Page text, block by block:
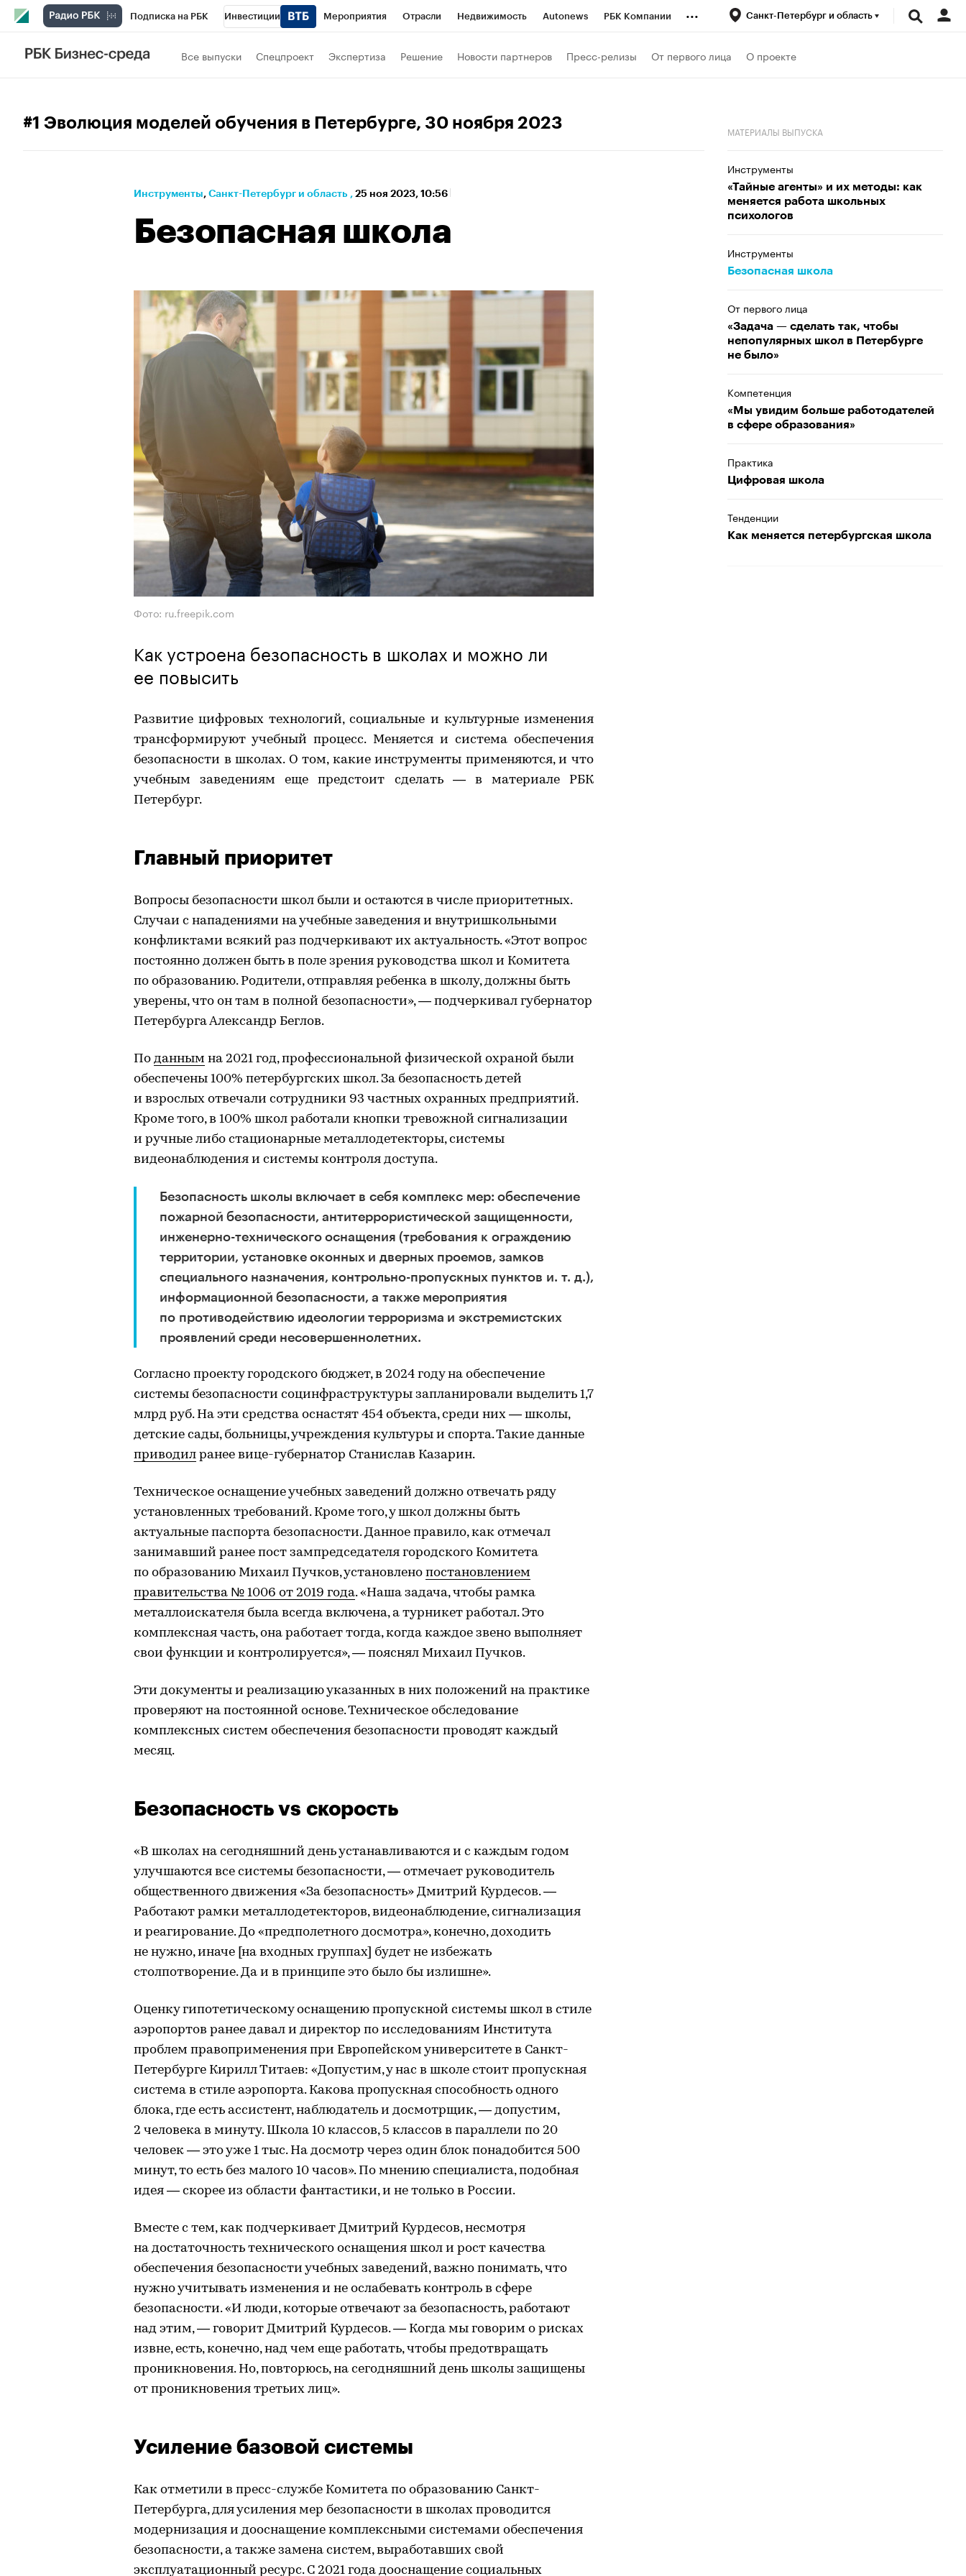
Подписка на РБК Инвестиции Мероприятия Отрасли Недвижимость Autonews РБК Компании
Телеканал
Кредитные рейтинги Франшизы Спецпроекты СПб
... Санкт-Петербург и область
Все выпуски Спецпроект Экспертиза Решение Новости партнеров Пресс-релизы От первого лица О проекте
#1 Эволюция моделей обучения в Петербурге, 30 ноября 2023
Инструменты⁠, Санкт-Петербург и область , 25 ноя 2023, 10:56
Безопасная школа
Фото: ru.freepik.com
Как устроена безопасность в школах и можно ли
ее повысить
Развитие цифровых технологий, социальные и культурные изменения
трансформируют учебный процесс. Меняется и система обеспечения
безопасности в школах. О том, какие инструменты применяются, и что
учебным заведениям еще предстоит сделать — в материале РБК
Петербург.
Главный приоритет
Вопросы безопасности школ были и остаются в числе приоритетных.
Случаи с нападениями на учебные заведения и внутришкольными
конфликтами всякий раз подчеркивают их актуальность. «Этот вопрос
постоянно должен быть в поле зрения руководства школ и Комитета
по образованию. Родители, отправляя ребенка в школу, должны быть
уверены, что он там в полной безопасности», — подчеркивал губернатор
Петербурга Александр Беглов.
По данным на 2021 год, профессиональной физической охраной были
обеспечены 100% петербургских школ. За безопасность детей
и взрослых отвечали сотрудники 93 частных охранных предприятий.
Кроме того, в 100% школ работали кнопки тревожной сигнализации
и ручные либо стационарные металлодетекторы, системы
видеонаблюдения и системы контроля доступа.
Безопасность школы включает в себя комплекс мер: обеспечение
пожарной безопасности, антитеррористической защищенности,
инженерно-технического оснащения (требования к ограждению
территории, установке оконных и дверных проемов, замков
специального назначения, контрольно-пропускных пунктов и. т. д.),
информационной безопасности, а также мероприятия
по противодействию идеологии терроризма и экстремистских
проявлений среди несовершеннолетних.
Согласно проекту городского бюджет, в 2024 году на обеспечение
системы безопасности социнфраструктуры запланировали выделить 1,7
млрд руб. На эти средства оснастят 454 объекта, среди них — школы,
детские сады, больницы, учреждения культуры и спорта. Такие данные
приводил ранее вице-губернатор Станислав Казарин.
Техническое оснащение учебных заведений должно отвечать ряду
установленных требований. Кроме того, у школ должны быть
актуальные паспорта безопасности. Данное правило, как отмечал
занимавший ранее пост зампредседателя городского Комитета
по образованию Михаил Пучков, установлено постановлением
правительства № 1006 от 2019 года. «Наша задача, чтобы рамка
металлоискателя была всегда включена, а турникет работал. Это
комплексная часть, она работает тогда, когда каждое звено выполняет
свои функции и контролируется», — пояснял Михаил Пучков.
Эти документы и реализацию указанных в них положений на практике
проверяют на постоянной основе. Техническое обследование
комплексных систем обеспечения безопасности проводят каждый
месяц.
Безопасность vs скорость
«В школах на сегодняшний день устанавливаются и с каждым годом
улучшаются все системы безопасности, — отмечает руководитель
общественного движения «За безопасность» Дмитрий Курдесов. —
Работают рамки металлодетекторов, видеонаблюдение, сигнализация
и реагирование. До «предполетного досмотра», конечно, доходить
не нужно, иначе [на входных группах] будет не избежать
столпотворение. Да и в принципе это было бы излишне».
Оценку гипотетическому оснащению пропускной системы школ в стиле
аэропортов ранее давал и директор по исследованиям Института
проблем правоприменения при Европейском университете в Санкт-
Петербурге Кирилл Титаев: «Допустим, у нас в школе стоит пропускная
система в стиле аэропорта. Какова пропускная способность одного
блока, где есть ассистент, наблюдатель и досмотрщик, — допустим,
2 человека в минуту. Школа 10 классов, 5 классов в параллели по 20
человек — это уже 1 тыс. На досмотр через один блок понадобится 500
минут, то есть без малого 10 часов». По мнению специалиста, подобная
идея — скорее из области фантастики, и не только в России.
Вместе с тем, как подчеркивает Дмитрий Курдесов, несмотря
на достаточность технического оснащения школ и рост качества
обеспечения безопасности учебных заведений, важно понимать, что
нужно учитывать изменения и не ослабевать контроль в сфере
безопасности. «И люди, которые отвечают за безопасность, работают
над этим, — говорит Дмитрий Курдесов. — Когда мы говорим о рисках
извне, есть, конечно, над чем еще работать, чтобы предотвращать
проникновения. Но, повторюсь, на сегодняшний день школы защищены
от проникновения третьих лиц».
Усиление базовой системы
Как отметили в пресс-службе Комитета по образованию Санкт-
Петербурга, для усиления мер безопасности в школах проводится
модернизация и дооснащение комплексными системами обеспечения
безопасности, а также замена систем, выработавших свой
эксплуатационный ресурс. С 2021 года дооснащение социальных
МАТЕРИАЛЫ ВЫПУСКА
Инструменты
«Тайные агенты» и их методы: как
меняется работа школьных
психологов
Инструменты
Безопасная школа
От первого лица
«Задача — сделать так, чтобы
непопулярных школ в Петербурге
не было»
Компетенция
«Мы увидим больше работодателей
в сфере образования»
Практика
Цифровая школа
Тенденции
Как меняется петербургская школа